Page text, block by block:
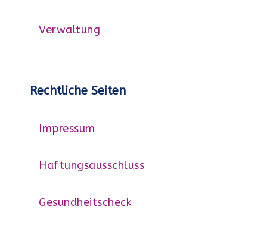
Verwaltung
Rechtliche Seiten
Impressum
Haftungsausschluss
Gesundheitscheck